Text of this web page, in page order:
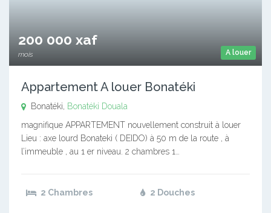
A louer
200 000 xaf
mois
Appartement A louer Bonatéki
Bonatéki, Bonatéki Douala
magnifique APPARTEMENT nouvellement construit à louer
Lieu : axe lourd Bonateki ( DEIDO) à 50 m de la route , à
l’immeuble , au 1 er niveau. 2 chambres 1…
2 Chambres 2 Douches